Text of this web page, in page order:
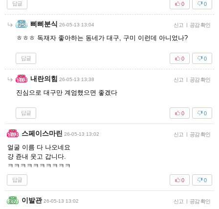
답글 0
0
삐삐분식 26-05-13 13:04 신고 | 공감 확인
ㅎㅎㅎ 독재자 좋아하는 동네가 대구, 구미 이런데 아니었나?
답글 0
0
내란의힘 26-05-13 13:38 신고 | 공감 확인
진심으로 대구만 계엄했으면 좋겠다
답글 0
0
스페이스마린 26-05-13 13:02 신고 | 공감 확인
얼굴 이름 다 나오네요
걍 쥰내 웃고 갑니다.
ㅋㅋㅋㅋㅋㅋㅋㅋㅋㅋ
답글 0
0
이발관 26-05-13 13:02 신고 | 공감 확인